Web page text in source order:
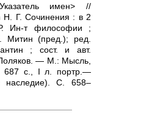
имен> //
Н. Г. Сочинения : в 2
Ин-т философии ;
Митин (пред.); ред.
; сост. и авт.
— М.: Мысль,
с., I л. портр.—
наследие). С. 658–